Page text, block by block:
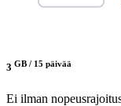
3 GB / 15 päivää
Ei ilman